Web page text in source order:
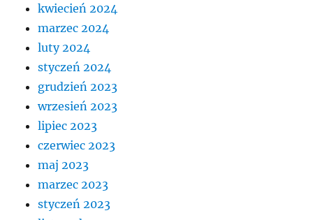
kwiecień 2024
marzec 2024
luty 2024
styczeń 2024
grudzień 2023
wrzesień 2023
lipiec 2023
czerwiec 2023
maj 2023
marzec 2023
styczeń 2023